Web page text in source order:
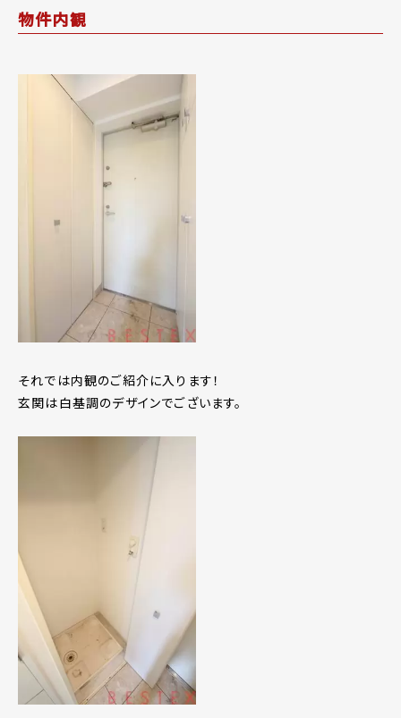
物件内観
それでは内観のご紹介に入ります！
玄関は白基調のデザインでございます。